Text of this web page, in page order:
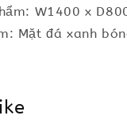
W1400 x
Mặt đá xanh